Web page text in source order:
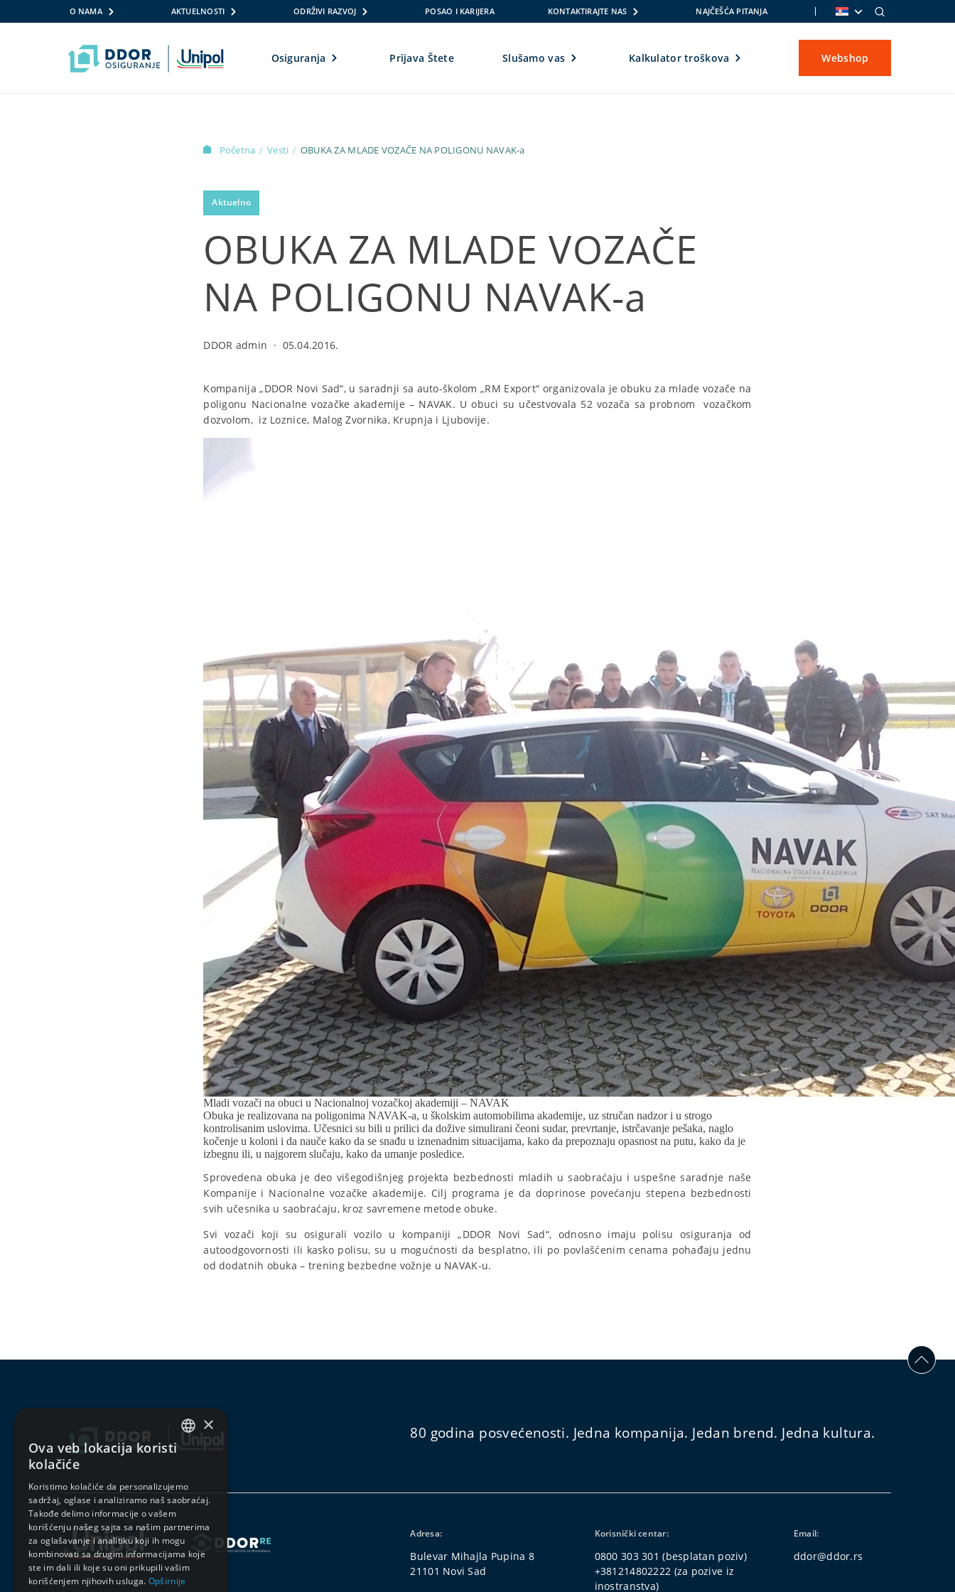
O NAMA AKTUELNOSTI ODRŽIVI RAZVOJ POSAO I KARIJERA KONTAKTIRAJTE NAS NAJČEŠĆA PITANJA
Osiguranja Prijava Štete Slušamo vas Kalkulator troškova Webshop
Početna / Vesti / OBUKA ZA MLADE VOZAČE NA POLIGONU NAVAK-a
Aktuelno
OBUKA ZA MLADE VOZAČE
NA POLIGONU NAVAK-a
DDOR admin · 05.04.2016.
Kompanija „DDOR Novi Sad“, u saradnji sa auto-školom „RM Export“ organizovala je obuku za mlade vozače na
poligonu Nacionalne vozačke akademije – NAVAK. U obuci su učestvovala 52 vozača sa probnom vozačkom
dozvolom, iz Loznice, Malog Zvornika, Krupnja i Ljubovije.
Mladi vozači na obuci u Nacionalnoj vozačkoj akademiji – NAVAK
Obuka je realizovana na poligonima NAVAK-a, u školskim automobilima akademije, uz stručan nadzor i u strogo
kontrolisanim uslovima. Učesnici su bili u prilici da dožive simulirani čeoni sudar, prevrtanje, istrčavanje pešaka, naglo
kočenje u koloni i da nauče kako da se snađu u iznenadnim situacijama, kako da prepoznaju opasnost na putu, kako da je
izbegnu ili, u najgorem slučaju, kako da umanje posledice.
Sprovedena obuka je deo višegodišnjeg projekta bezbednosti mladih u saobraćaju i uspešne saradnje naše
Kompanije i Nacionalne vozačke akademije. Cilj programa je da doprinose povećanju stepena bezbednosti
svih učesnika u saobraćaju, kroz savremene metode obuke.
Svi vozači koji su osigurali vozilo u kompaniji „DDOR Novi Sad“, odnosno imaju polisu osiguranja od
autoodgovornosti ili kasko polisu, su u mogućnosti da besplatno, ili po povlašćenim cenama pohađaju jednu
od dodatnih obuka – trening bezbedne vožnje u NAVAK-u.
80 godina posvećenosti. Jedna kompanija. Jedan brend. Jedna kultura.
Adresa:
Bulevar Mihajla Pupina 8
21101 Novi Sad
Korisnički centar:
0800 303 301 (besplatan poziv)
+381214802222 (za pozive iz
inostranstva)
Email:
ddor@ddor.rs
SERBIAN
×
Ova veb lokacija koristi
kolačiće
Koristimo kolačiće da personalizujemo
sadržaj, oglase i analiziramo naš saobraćaj.
Takođe delimo informacije o vašem
korišćenju našeg sajta sa našim partnerima
za oglašavanje i analitiku koji ih mogu
kombinovati sa drugim informacijama koje
ste im dali ili koje su oni prikupili vašim
korišćenjem njihovih usluga. Opširnije